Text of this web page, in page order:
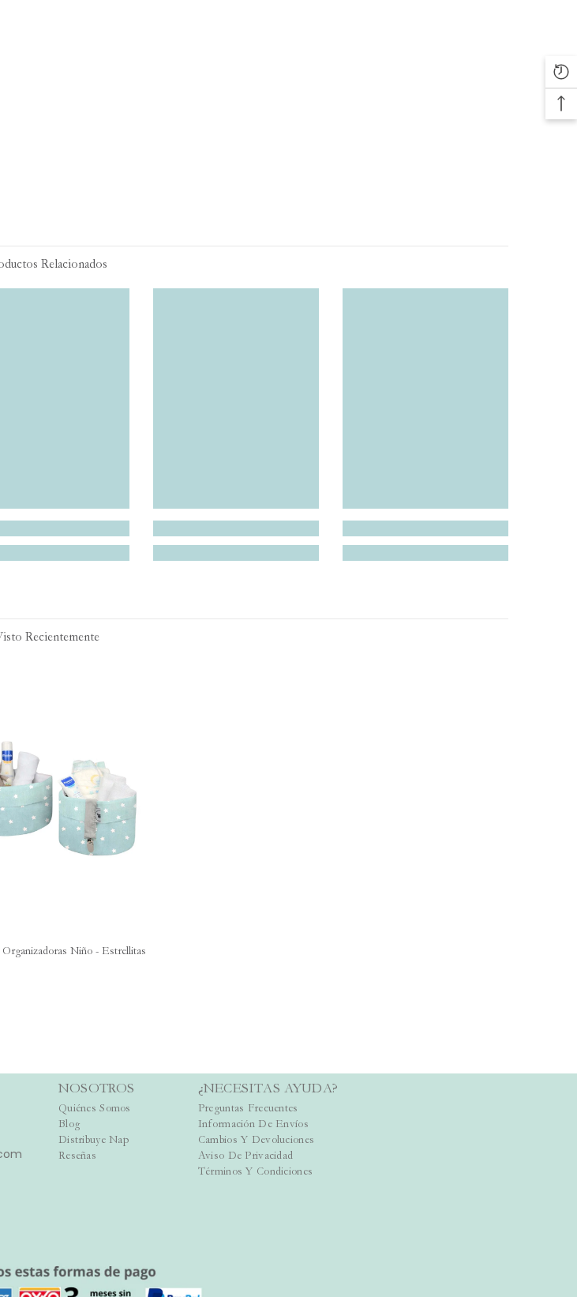
Relacionados
Recientemente
Organizadoras Niño - Estrellitas
NOSOTROS
Quiénes Somos
Blog
Distribuye Nap
Reseñas
¿NECESITAS AYUDA?
Preguntas Frecuentes
Información De Envíos
Cambios Y Devoluciones
Aviso De Privacidad
Términos Y Condiciones